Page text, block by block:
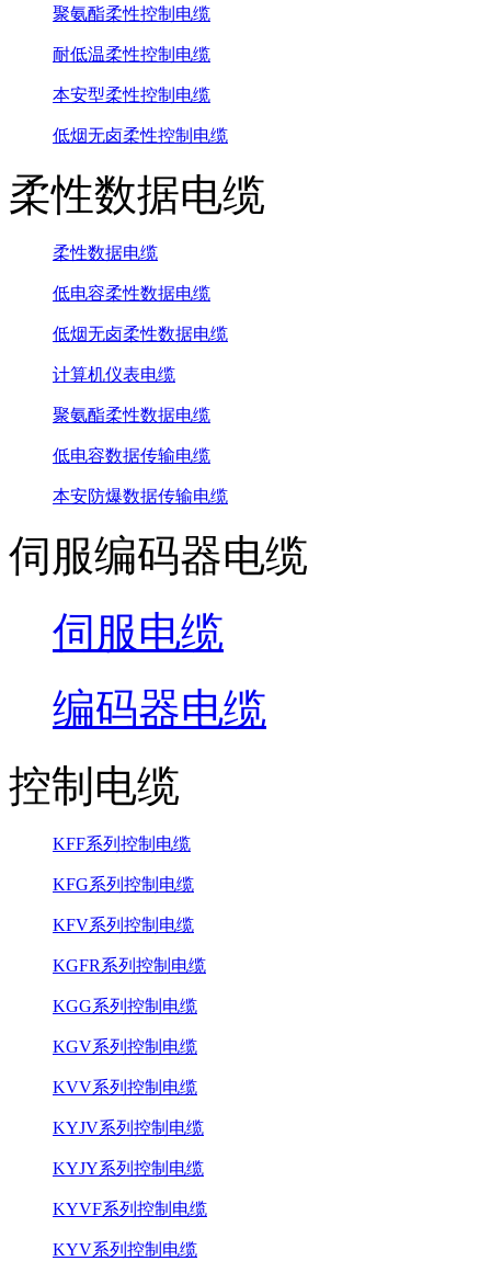
聚氨酯柔性控制电缆
耐低温柔性控制电缆
本安型柔性控制电缆
低烟无卤柔性控制电缆
柔性数据电缆
柔性数据电缆
低电容柔性数据电缆
低烟无卤柔性数据电缆
计算机仪表电缆
聚氨酯柔性数据电缆
低电容数据传输电缆
本安防爆数据传输电缆
伺服编码器电缆
伺服电缆
编码器电缆
控制电缆
KFF系列控制电缆
KFG系列控制电缆
KFV系列控制电缆
KGFR系列控制电缆
KGG系列控制电缆
KGV系列控制电缆
KVV系列控制电缆
KYJV系列控制电缆
KYJY系列控制电缆
KYVF系列控制电缆
KYV系列控制电缆